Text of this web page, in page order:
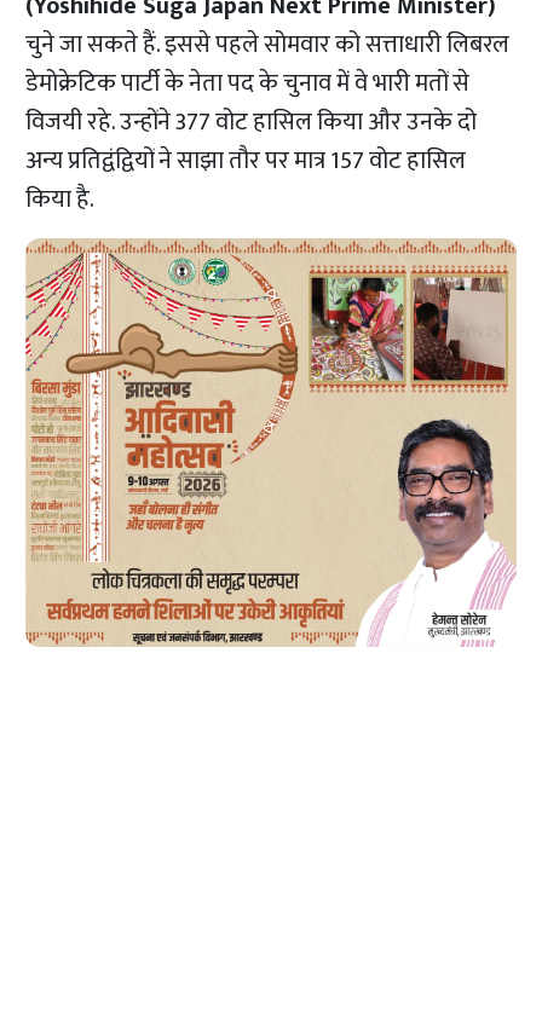
चुने जा सकते हैं. इससे पहले सोमवार को सत्ताधारी लिबरल
डेमोक्रेटिक पार्टी के नेता पद के चुनाव में वे भारी मतों से
विजयी रहे. उन्होंने 377 वोट हासिल किया और उनके दो
अन्य प्रतिद्वंद्वियों ने साझा तौर पर मात्र 157 वोट हासिल
किया है.